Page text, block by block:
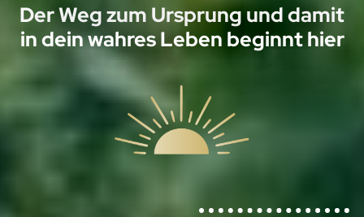
Der Weg zum Ursprung und damit
in dein wahres Leben beginnt hier